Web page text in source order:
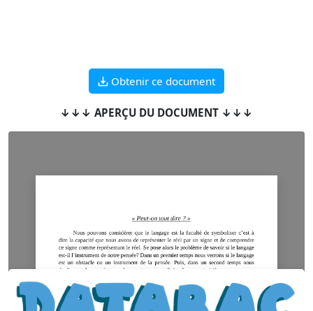
Obtenir ce document
↓↓↓ APERÇU DU DOCUMENT ↓↓↓